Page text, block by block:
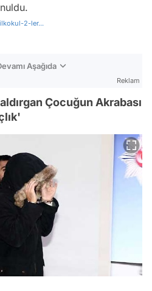
2-ler...
Aşağıda
Reklam
Çocuğun Akrabası